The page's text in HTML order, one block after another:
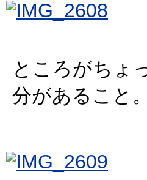
ところがちょ
分があること